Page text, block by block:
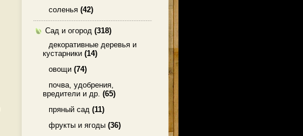
соленья (42)
Сад и огород (318)
декоративные деревья и
кустарники (14)
овощи (74)
почва, удобрения,
вредители и др. (65)
пряный сад (11)
фрукты и ягоды (36)